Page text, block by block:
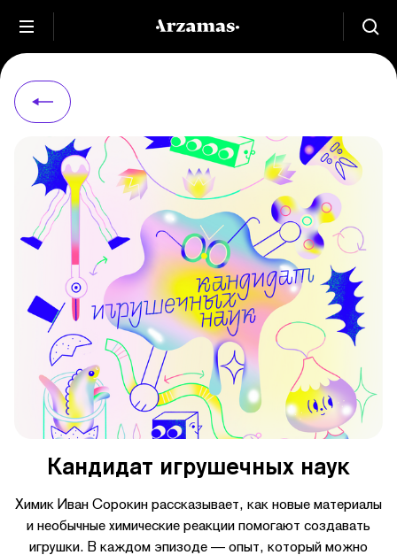
Кандидат игрушечных наук
Химик Иван Сорокин рассказывает, как новые материалы
и необычные химические реакции помогают создавать
игрушки. В каждом эпизоде — опыт, который можно